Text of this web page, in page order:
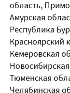
область,
Амурская
Республика
Красноярский
Кемеровская
Тюменская
Челябинская